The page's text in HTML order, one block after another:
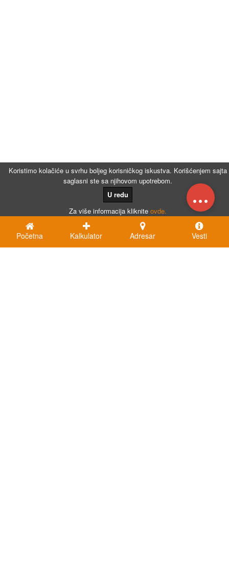
Koristimo kolačiće u svrhu boljeg korisničkog iskustva. Korišćenjem sajta
saglasni ste sa njihovom upotrebom.
U redu
Za više informacija kliknite ovde.
...
Početna Kalkulator Adresar Vesti